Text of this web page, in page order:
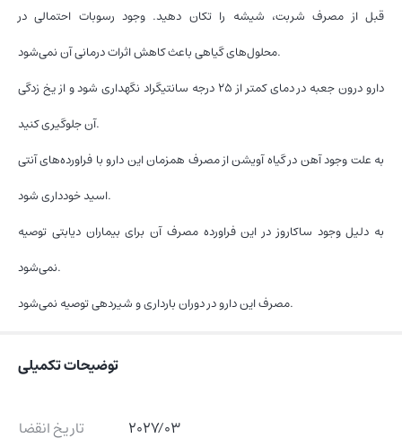
قبل از مصرف شربت، شیشه را تکان دهید. وجود رسوبات احتمالی در
محلول‌های گیاهی باعث کاهش اثرات درمانی آن نمی‌شود.
دارو درون جعبه در دمای کمتر از ۲۵ درجه سانتیگراد نگهداری شود و از یخ زدگی
آن جلوگیری کنید.
به علت وجود آهن در گیاه آویشن از مصرف همزمان این دارو با فراورده‌های آنتی
اسید خودداری شود.
به دلیل وجود ساکاروز در این فراورده مصرف آن برای بیماران دیابتی توصیه
نمی‌شود.
مصرف این دارو در دوران بارداری و شیردهی توصیه نمی‌شود.
توضیحات تکمیلی
تاریخ انقضا
2027/03